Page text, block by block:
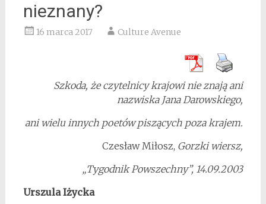
nieznany?
16 marca 2017 Culture Avenue
Szkoda, że czytelnicy krajowi nie znają ani
nazwiska Jana Darowskiego,
ani wielu innych poetów piszących poza krajem.
Czesław Miłosz, Gorzki wiersz,
„Tygodnik Powszechny”, 14.09.2003
Urszula Iżycka